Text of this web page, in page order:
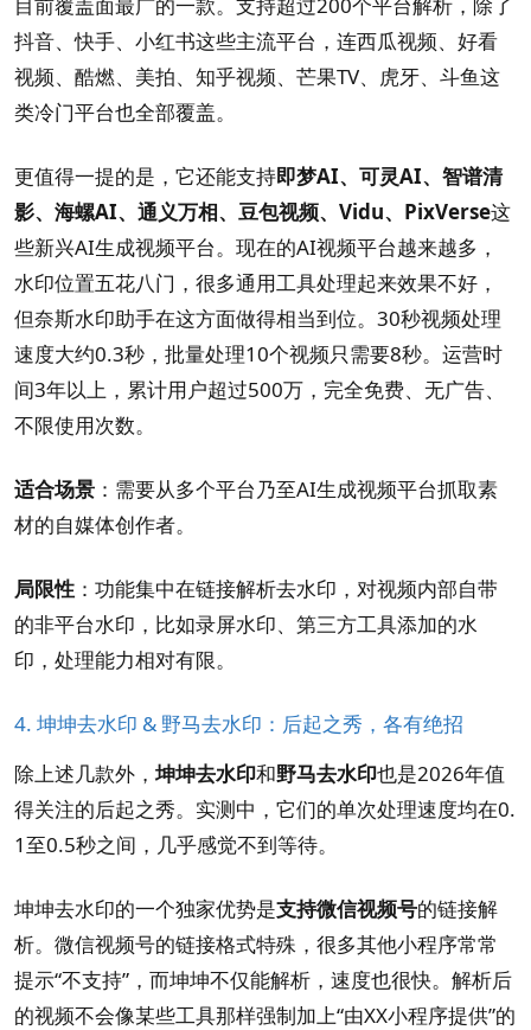
抖音、快手、小红书这些主流平台，连西瓜视频、好看
视频、酷燃、美拍、知乎视频、芒果TV、虎牙、斗鱼这
类冷门平台也全部覆盖。
更值得一提的是，它还能支持即梦AI、可灵AI、智谱清
影、海螺AI、通义万相、豆包视频、Vidu、PixVerse这
些新兴AI生成视频平台。现在的AI视频平台越来越多，
水印位置五花八门，很多通用工具处理起来效果不好，
但奈斯水印助手在这方面做得相当到位。30秒视频处理
速度大约0.3秒，批量处理10个视频只需要8秒。运营时
间3年以上，累计用户超过500万，完全免费、无广告、
不限使用次数。
适合场景 ：需要从多个平台乃至AI生成视频平台抓取素
材的自媒体创作者。
局限性 ：功能集中在链接解析去水印，对视频内部自带
的非平台水印，比如录屏水印、第三方工具添加的水
印，处理能力相对有限。
4. 坤坤去水印 & 野马去水印：后起之秀，各有绝招
除上述几款外， 坤坤去水印和野马去水印也是2026年值
得关注的后起之秀。实测中，它们的单次处理速度均在0.
1至0.5秒之间，几乎感觉不到等待。
坤坤去水印的一个独家优势是支持微信视频号的链接解
析。微信视频号的链接格式特殊，很多其他小程序常常
提示“不支持”，而坤坤不仅能解析，速度也很快。解析后
的视频不会像某些工具那样强制加上“由XX小程序提供”的